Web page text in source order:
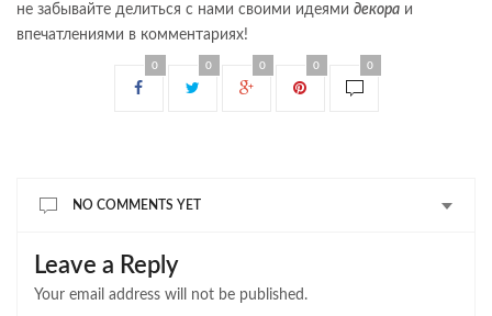
не забывайте делиться с нами своими идеями декора и
впечатлениями в комментариях!
0 0 0 0 0
NO COMMENTS YET
Leave a Reply
Your email address will not be published.